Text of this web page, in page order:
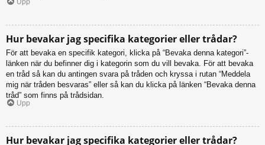
Hur bevakar jag specifika kategorier eller trådar?
För att bevaka en specifik kategori, klicka på “Bevaka denna kategori”-
länken när du befinner dig i kategorin som du vill bevaka. För att bevaka
en tråd så kan du antingen svara på tråden och kryssa i rutan “Meddela
mig när tråden besvaras” eller så kan du klicka på länken “Bevaka denna
tråd” som finns på trådsidan.
Upp
Hur bevakar jag specifika kategorier eller trådar?